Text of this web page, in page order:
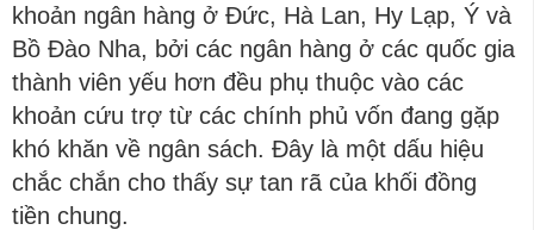
khoản ngân hàng ở Đức, Hà Lan, Hy Lạp, Ý và
Bồ Đào Nha, bởi các ngân hàng ở các quốc gia
thành viên yếu hơn đều phụ thuộc vào các
khoản cứu trợ từ các chính phủ vốn đang gặp
khó khăn về ngân sách. Đây là một dấu hiệu
chắc chắn cho thấy sự tan rã của khối đồng
tiền chung.